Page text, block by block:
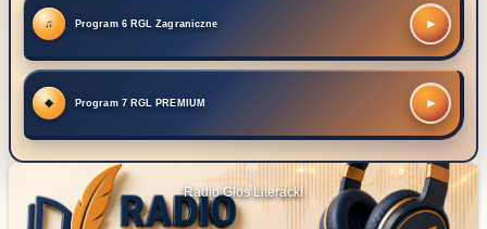
Program 6 RGL Zagraniczne ▶
Program 7 RGL PREMIUM ▶
Radio Głos Literacki